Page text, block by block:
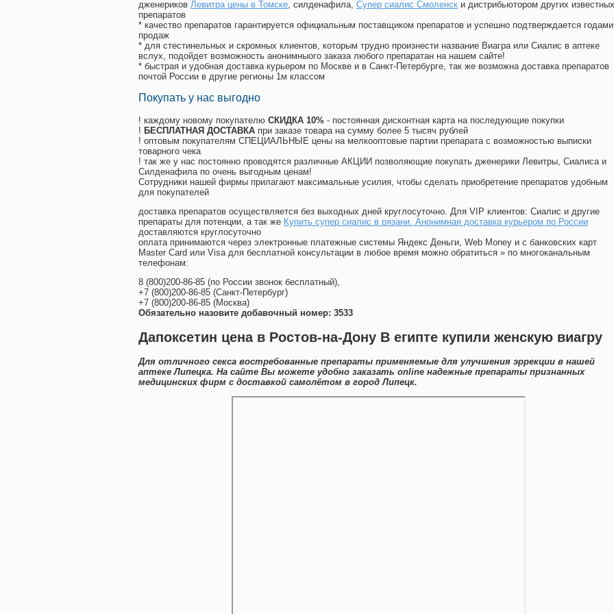
дженериков Левитра цены в Томске, силденафила, Супер сиалис Смоленск и дистрибьютором других известных
препаратов
* качество препаратов гарантируется официальным поставщиком препаратов и успешно подтверждается годами
продаж
* для стестинельных и скромных клиентов, которым трудно произнести название Виагра или Сиалис в аптеке
вслух, подойдет возможность анонимныого заказа любого препаратан на нашем сайте!
* быстрая и удобная доставка курьером по Москве и в Санкт-Петербурге, так же возможна доставка препаратов
почтой России в другие регионы 1м классом
Покупать у нас выгодно
! каждому новому покупателю СКИДКА 10% - постоянная дисконтная карта на последующие покупки
! БЕСПЛАТНАЯ ДОСТАВКА при заказе товара на сумму более 5 тысяч рублей
! оптовым покупателям СПЕЦИАЛЬНЫЕ цены на мелкооптовые партии препарата с возможностью выписки
товарного чека
! так же у нас постоянно проводятся различные АКЦИИ позволяющие покупать дженерики Левитры, Сиалиса и
Силденафила по очень выгодным ценам!
Cотрудники нашей фирмы прилагают максимальные усилия, чтобы сделать приобретение препаратов удобным
для покупателей
доставка препаратов осуществляется без выходных дней круглосуточно. Для VIP клиентов: Сиалис и другие
препараты для потенции, а так же Купить супер сиалис в рязани. Анонимная доставка курьером по России
доставляются круглосуточно
оплата принимаются через электронные платежные системы Яндекс Деньги, Web Money и с банковских карт
Master Card или Visa для бесплатной консультации в любое время можно обратиться » по многоканальным
телефонам:
8 (800)200-86-85 (по России звонок бесплатный),
+7 (800)200-86-85 (Санкт-Петербург)
+7 (800)200-86-85 (Москва)
Обязательно назовите добавочный номер: 3533
Дапоксетин цена в Ростов-на-Дону В египте купили женскую виагру
Для отличного секса востребованные препараты применяемые для улучшения эррекции в нашей
аптеке Липецка. На сайте Вы можете удобно заказать online надежные препараты признанных
медицинских фирм с доставкой самолётом в город Липецк.